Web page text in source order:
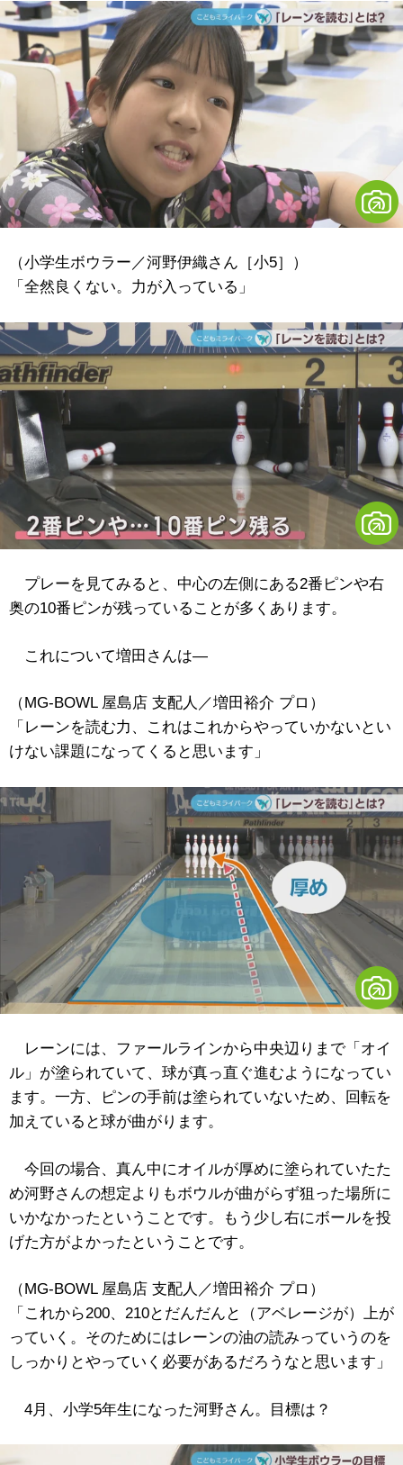
（小学生ボウラー／河野伊織さん［小5］）
「全然良くない。力が入っている」
プレーを見てみると、中心の左側にある2番ピンや右
奥の10番ピンが残っていることが多くあります。
これについて増田さんは―
（MG-BOWL 屋島店 支配人／増田裕介 プロ）
「レーンを読む力、これはこれからやっていかないとい
けない課題になってくると思います」
レーンには、ファールラインから中央辺りまで「オイ
ル」が塗られていて、球が真っ直ぐ進むようになってい
ます。一方、ピンの手前は塗られていないため、回転を
加えていると球が曲がります。
今回の場合、真ん中にオイルが厚めに塗られていたた
め河野さんの想定よりもボウルが曲がらず狙った場所に
いかなかったということです。もう少し右にボールを投
げた方がよかったということです。
（MG-BOWL 屋島店 支配人／増田裕介 プロ）
「これから200、210とだんだんと（アベレージが）上が
っていく。そのためにはレーンの油の読みっていうのを
しっかりとやっていく必要があるだろうなと思います」
4月、小学5年生になった河野さん。目標は？